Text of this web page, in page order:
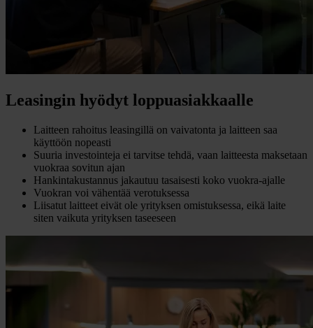
Leasingin hyödyt loppuasiakkaalle
Laitteen rahoitus leasingillä on vaivatonta ja laitteen saa
käyttöön nopeasti
Suuria investointeja ei tarvitse tehdä, vaan laitteesta maksetaan
vuokraa sovitun ajan
Hankintakustannus jakautuu tasaisesti koko vuokra-ajalle
Vuokran voi vähentää verotuksessa
Liisatut laitteet eivät ole yrityksen omistuksessa, eikä laite
siten vaikuta yrityksen taseeseen